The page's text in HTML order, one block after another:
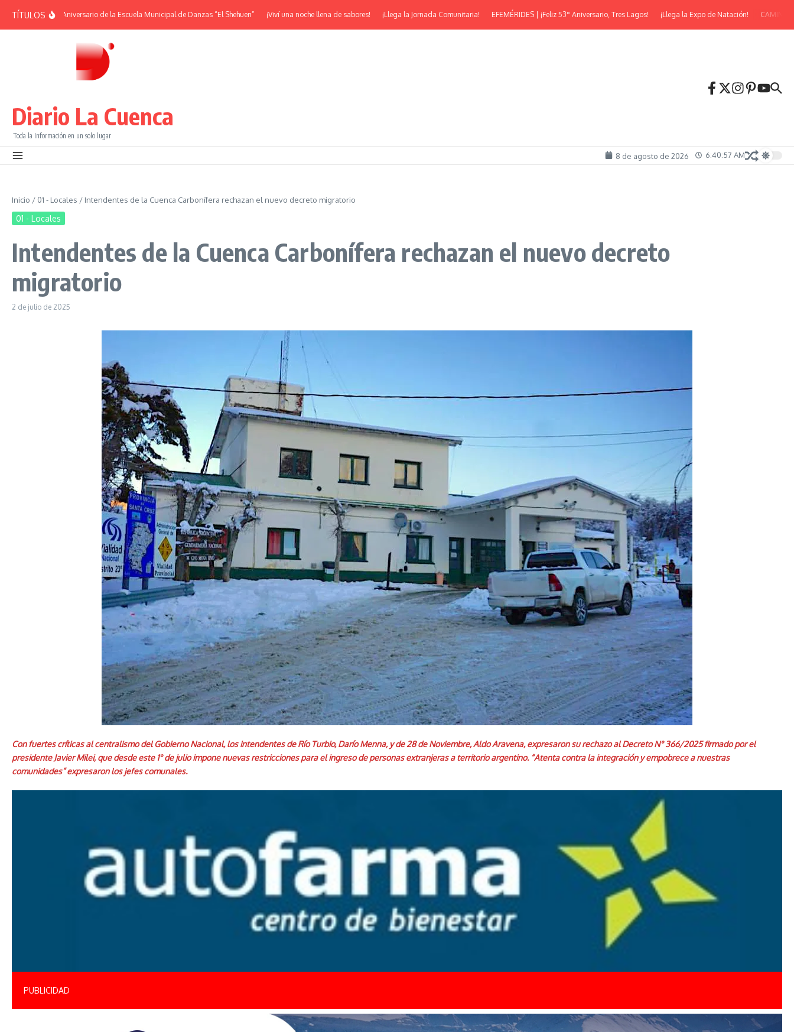
TÍTULOS
| 38° Aniversario de la Escuela Municipal de Danzas “El Shehuen” ¡Viví una noche llena de sabores! ¡Llega la Jornada Comunitaria! EFEMÉRIDES | ¡Feliz 53° Aniversario, Tres Lagos! ¡Llega la Expo de Natación! CAMINATA
Diario La Cuenca
Toda la Información en un solo lugar
8 de agosto de 2026 6:40:59 AM
Inicio / 01 - Locales / Intendentes de la Cuenca Carbonífera rechazan el nuevo decreto migratorio
01 - Locales
Intendentes de la Cuenca Carbonífera rechazan el nuevo decreto
migratorio
2 de julio de 2025
Con fuertes críticas al centralismo del Gobierno Nacional, los intendentes de Río Turbio, Darío Menna, y de 28 de Noviembre, Aldo Aravena, expresaron su rechazo al Decreto N° 366/2025 firmado por el
presidente Javier Milei, que desde este 1° de julio impone nuevas restricciones para el ingreso de personas extranjeras a territorio argentino. “Atenta contra la integración y empobrece a nuestras
comunidades” expresaron los jefes comunales.
PUBLICIDAD